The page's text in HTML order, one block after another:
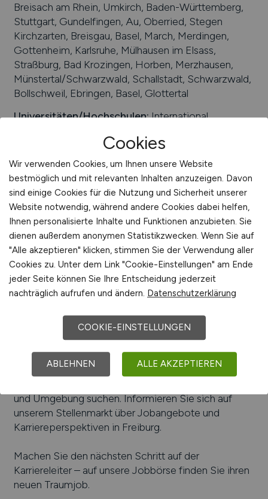
Breisach am Rhein, Umkirch, Baden-Württemberg,
Stuttgart, Gundelfingen, Au, Oberried, Stegen
Kirchzarten, Breisgau, Basel, March, Merdingen,
Gottenheim, Karlsruhe, Mülhausen im Elsass,
Straßburg, Bad Krozingen, Horben, Merzhausen,
Münstertal/Schwarzwald, Schallstadt, Schwarzwald,
Bollschweil, Ebringen, Basel, Glottertal
Universitäten/Hochschulen:International
Populäre Musik, Pädagogische Hochschule Freiburg,
Albert-Ludwigs-Universität, Hochschule für Kunst
Beliebte Jobs inFreiburg/Branchen:Solartechnik,
Biotechnologie, Informations- und
Medientechnologie, Dienstleistungen,
Medizintechnik, Tourismus, Gesundheitswesen
Beliebte Arbeitgeber inFreiburg, die attraktive
Jobangebote bieten:badenova AG & Co. KG,
North Grumman Litef GmbH, Michael Weinig AG,
Haufe-Lexware GmbH & Co. KG,
ZAHORANSKY AG, EFD Induction GmbH, Rudolf
Haufe Verlag GmbH & Co. KG, Stadt Freiburg,
Software Group, Universitätsklinikum Freiburg
und Umgebung suchen. Informieren Sie sich auf
unserem Stellenmarkt über Jobangebote und
Karriereperspektiven in Freiburg.
Machen Sie den nächsten Schritt auf der
Karriereleiter – auf unsere Jobbörse finden Sie ihren
neuen Traumjob.
Cookies
Wir verwenden Cookies, um Ihnen unsere Website
bestmöglich und mit relevanten Inhalten anzuzeigen. Davon
sind einige Cookies für die Nutzung und Sicherheit unserer
Website notwendig, während andere Cookies dabei helfen,
Ihnen personalisierte Inhalte und Funktionen anzubieten. Sie
dienen außerdem anonymen Statistikzwecken. Wenn Sie auf
"Alle akzeptieren" klicken, stimmen Sie der Verwendung aller
Cookies zu. Unter dem Link "Cookie-Einstellungen" am Ende
jeder Seite können Sie Ihre Entscheidung jederzeit
nachträglich aufrufen und ändern. Datenschutzerklärung
COOKIE-EINSTELLUNGEN
ABLEHNEN ALLE AKZEPTIEREN